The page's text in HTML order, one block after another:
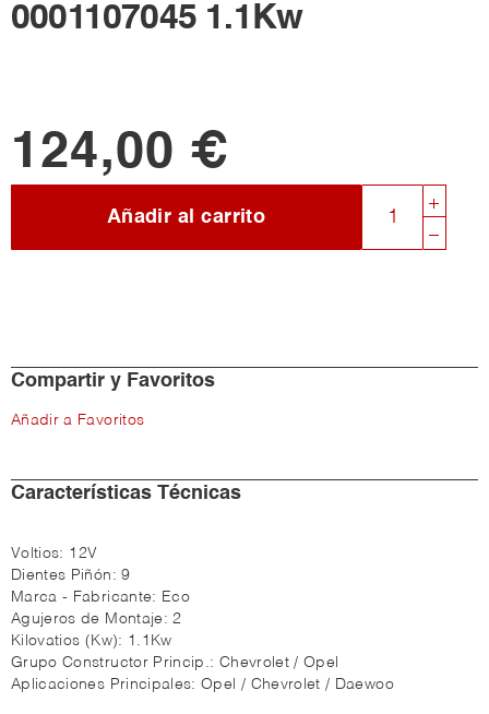
0001107045 1.1Kw
124,00 €
Añadir al carrito
Compartir y Favoritos
Añadir a Favoritos
Características Técnicas
Voltios: 12V
Dientes Piñón:9
Marca - Fabricante: Eco
Agujeros de Montaje:2
Kilovatios (Kw): 1.1Kw
Grupo Constructor Princip.: Chevrolet / Opel
Aplicaciones Principales:Opel / Chevrolet / Daewoo